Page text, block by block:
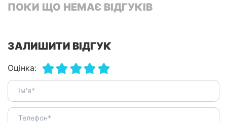
ПОКИ ЩО НЕМАЄ ВІДГУКІВ
ЗАЛИШИТИ ВІДГУК
Оцінка: